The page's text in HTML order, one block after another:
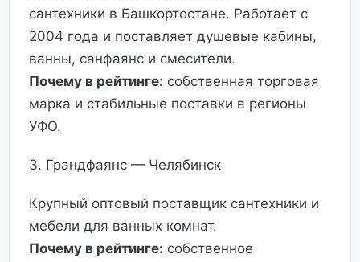
сантехники в Башкортостане. Работает с
2004 года и поставляет душевые кабины,
ванны, санфаянс и смесители.
Почему в рейтинге: собственная торговая
марка и стабильные поставки в регионы
УФО.
3. Грандфаянс — Челябинск
Крупный оптовый поставщик сантехники и
мебели для ванных комнат.
Почему в рейтинге: собственное